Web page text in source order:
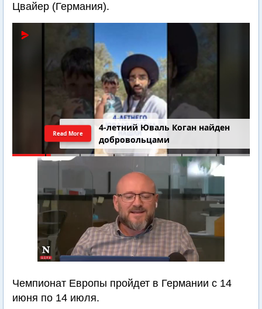
Цвайер (Германия).
4-летний Юваль Коган найден
добровольцами
Read More
Чемпионат Европы пройдет в Германии с 14
июня по 14 июля.